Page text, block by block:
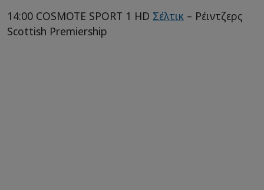
14:00 COSMOTE SPORT 1 HD Σέλτικ – Ρέιντζερς
Scottish Premiership